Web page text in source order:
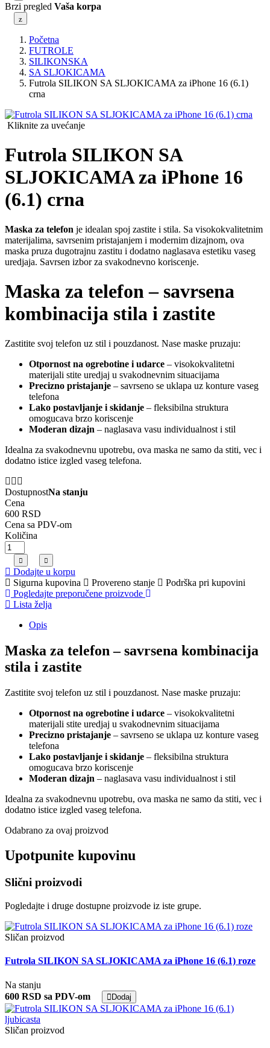
Brzi pregled Vaša korpa
Početna
FUTROLE
SILIKONSKA
SA SLJOKICAMA
Futrola SILIKON SA SLJOKICAMA za iPhone 16 (6.1)
crna
Kliknite za uvećanje
Futrola SILIKON SA
SLJOKICAMA za iPhone 16
(6.1) crna
Maska za telefon je idealan spoj zastite i stila. Sa visokokvalitetnim
materijalima, savrsenim pristajanjem i modernim dizajnom, ova
maska pruza dugotrajnu zastitu i dodatno naglasava estetiku vaseg
uredjaja. Savrsen izbor za svakodnevno koriscenje.
Maska za telefon – savrsena
kombinacija stila i zastite
Zastitite svoj telefon uz stil i pouzdanost. Nase maske pruzaju:
Otpornost na ogrebotine i udarce – visokokvalitetni
materijali stite uredjaj u svakodnevnim situacijama
Precizno pristajanje – savrseno se uklapa uz konture vaseg
telefona
Lako postavljanje i skidanje – fleksibilna struktura
omogucava brzo koriscenje
Moderan dizajn – naglasava vasu individualnost i stil
Idealna za svakodnevnu upotrebu, ova maska ne samo da stiti, vec i
dodatno istice izgled vaseg telefona.
DostupnostNa stanju
Cena
600 RSD
Cena sa PDV-om
Količina
Dodajte u korpu
Sigurna kupovina
Provereno stanje
Podrška pri kupovini
Pogledajte preporučene proizvode
Lista želja
Opis
Maska za telefon – savrsena kombinacija
stila i zastite
Zastitite svoj telefon uz stil i pouzdanost. Nase maske pruzaju:
Otpornost na ogrebotine i udarce – visokokvalitetni
materijali stite uredjaj u svakodnevnim situacijama
Precizno pristajanje – savrseno se uklapa uz konture vaseg
telefona
Lako postavljanje i skidanje – fleksibilna struktura
omogucava brzo koriscenje
Moderan dizajn – naglasava vasu individualnost i stil
Idealna za svakodnevnu upotrebu, ova maska ne samo da stiti, vec i
dodatno istice izgled vaseg telefona.
Odabrano za ovaj proizvod
Upotpunite kupovinu
Slični proizvodi
Pogledajte i druge dostupne proizvode iz iste grupe.
Sličan proizvod
Futrola SILIKON SA SLJOKICAMA za iPhone 16 (6.1) roze
Na stanju
600 RSD sa PDV-om
Dodaj
Sličan proizvod